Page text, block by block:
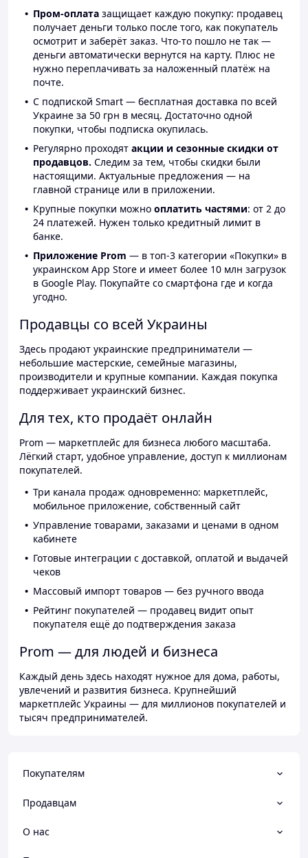
Пром-оплата защищает каждую покупку: продавец
получает деньги только после того, как покупатель
осмотрит и заберёт заказ. Что-то пошло не так —
деньги автоматически вернутся на карту. Плюс не
нужно переплачивать за наложенный платёж на
почте.
С подпиской Smart — бесплатная доставка по всей
Украине за 50 грн в месяц. Достаточно одной
покупки, чтобы подписка окупилась.
Регулярно проходят акции и сезонные скидки от
продавцов. Следим за тем, чтобы скидки были
настоящими. Актуальные предложения — на
главной странице или в приложении.
Крупные покупки можно оплатить частями: от 2 до
24 платежей. Нужен только кредитный лимит в
банке.
Приложение Prom — в топ-3 категории «Покупки» в
украинском App Store и имеет более 10 млн загрузок
в Google Play. Покупайте со смартфона где и когда
угодно.
Продавцы со всей Украины
Здесь продают украинские предприниматели —
небольшие мастерские, семейные магазины,
производители и крупные компании. Каждая покупка
поддерживает украинский бизнес.
Для тех, кто продаёт онлайн
Prom — маркетплейс для бизнеса любого масштаба.
Лёгкий старт, удобное управление, доступ к миллионам
покупателей.
Три канала продаж одновременно: маркетплейс,
мобильное приложение, собственный сайт
Управление товарами, заказами и ценами в одном
кабинете
Готовые интеграции с доставкой, оплатой и выдачей
чеков
Массовый импорт товаров — без ручного ввода
Рейтинг покупателей — продавец видит опыт
покупателя ещё до подтверждения заказа
Prom — для людей и бизнеса
Каждый день здесь находят нужное для дома, работы,
увлечений и развития бизнеса. Крупнейший
маркетплейс Украины — для миллионов покупателей и
тысяч предпринимателей.
Покупателям
Продавцам
О нас